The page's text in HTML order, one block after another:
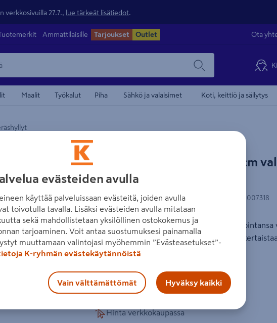
27.7., lue tärkeät lisätiedot
Ammattilaisille Tarjoukset Outlet Ota
Maalit Työkalut Piha Sähkö ja valaisimet Koti, keittiö ja säilytys
Tämä video vaatii mainonnan
Hyväksy evästeet nähdäksesi videon.
Avaa evästeasetukset
Seuraava
Hylly Sovella tuella 60x90cm
010073
Tuotenumero 500663120 EAN-koodi 6410280007318
Teräshyllyt ovat tasaisen ja kiiltävän maalipintansa
pitää puhtaana. Kantavuus voidaan
syvissä teräshyllyissä kiinteä tuki mukana.
Katso liitetiedostot
Hinta verkkokaupassa
evästeiden avulla
käyttää palveluissaan evästeitä, joiden avulla
toivotulla tavalla. Lisäksi evästeiden avulla mitataan
sekä mahdollistetaan yksilöllinen ostokokemus ja
tarjoaminen. Voit antaa suostumuksesi painamalla
muuttamaan valintojasi myöhemmin ”Evästeasetukset”-
K-ryhmän evästekäytännöistä
Vain välttämättömät Hyväksy kaikki